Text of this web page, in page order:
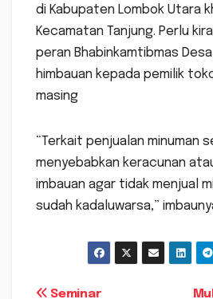
di Kabupaten Lombok Utara
Kecamatan Tanjung. Perlu
peran Bhabinkamtibmas
himbauan kepada pemilik
masing
“Terkait penjualan minuman
menyebabkan keracunan
imbauan agar tidak menjual
sudah kadaluwarsa,”
Seminar